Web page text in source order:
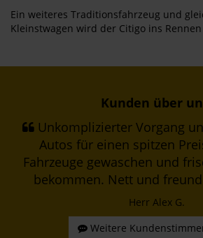
Ein weiteres Traditionsfahrzeug und
Kleinstwagen wird der Citigo ins
Kunden über
Unkomplizierter Vorgang
Autos für einen spitzen
Fahrzeuge gewaschen und
bekommen. Nett und
Herr Alex G.
Weitere